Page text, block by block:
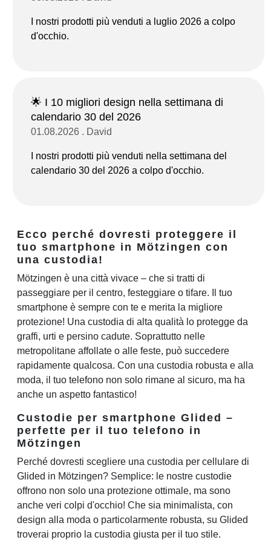
I nostri prodotti più venduti a luglio 2026 a colpo
d'occhio.
🌟 I 10 migliori design nella settimana di
calendario 30 del 2026
01.08.2026 . David
I nostri prodotti più venduti nella settimana del
calendario 30 del 2026 a colpo d'occhio.
Ecco perché dovresti proteggere il
tuo smartphone in Mötzingen con
una custodia!
Mötzingen è una città vivace – che si tratti di
passeggiare per il centro, festeggiare o tifare. Il tuo
smartphone è sempre con te e merita la migliore
protezione! Una custodia di alta qualità lo protegge da
graffi, urti e persino cadute. Soprattutto nelle
metropolitane affollate o alle feste, può succedere
rapidamente qualcosa. Con una custodia robusta e alla
moda, il tuo telefono non solo rimane al sicuro, ma ha
anche un aspetto fantastico!
Custodie per smartphone Glided –
perfette per il tuo telefono in
Mötzingen
Perché dovresti scegliere una custodia per cellulare di
Glided in Mötzingen? Semplice: le nostre custodie
offrono non solo una protezione ottimale, ma sono
anche veri colpi d'occhio! Che sia minimalista, con
design alla moda o particolarmente robusta, su Glided
troverai proprio la custodia giusta per il tuo stile.